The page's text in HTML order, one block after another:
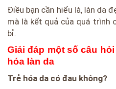
Điều bạn cần hiểu là, làn da
mà là kết quả của quá trình
bỉ.
Giải đáp một số câu
hóa làn da
Trẻ hóa da có đau không?